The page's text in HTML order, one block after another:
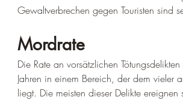
Gewaltverbrechen gegen Touristen sind
Mordrate
Die Rate an vorsätzlichen
Jahren in einem Bereich, der dem vieler
liegt. Die meisten dieser Delikte